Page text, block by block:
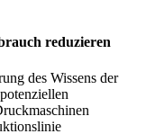
reduzieren
des Wissens der